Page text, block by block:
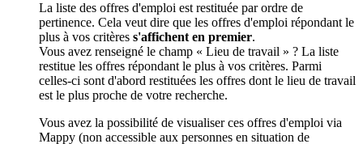
La liste des offres d'emploi est restituée par ordre de
pertinence. Cela veut dire que les offres d'emploi répondant le
plus à vos critères s'affichent en premier.
Vous avez renseigné le champ « Lieu de travail » ? La liste
restitue les offres répondant le plus à vos critères. Parmi
celles-ci sont d'abord restituées les offres dont le lieu de travail
est le plus proche de votre recherche.
Vous avez la possibilité de visualiser ces offres d'emploi via
Mappy (non accessible aux personnes en situation de